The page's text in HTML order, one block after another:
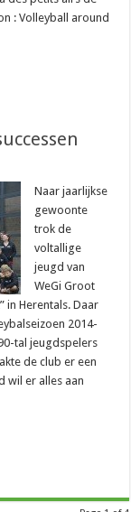
: Volleyball around
Naar jaarlijkse
gewoonte
trok de
voltallige
jeugd van
WeGi Groot
in Herentals. Daar
2014-
90-tal jeugdspelers
de club er een
wil er alles aan